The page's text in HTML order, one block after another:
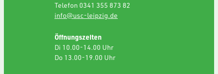
Telefon 0341 355 873 82
info@usc-leipzig.de
Öffnungszeiten
Di 10.00-14.00 Uhr
Do 13.00-19.00 Uhr